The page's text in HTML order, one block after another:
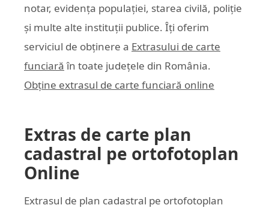
notar, evidența populației, starea civilă, poliție
și multe alte instituții publice. Îți oferim
serviciul de obținere a Extrasului de carte
funciară în toate județele din România.
Obține extrasul de carte funciară online
Extras de carte plan
cadastral pe ortofotoplan
Online
Extrasul de plan cadastral pe ortofotoplan